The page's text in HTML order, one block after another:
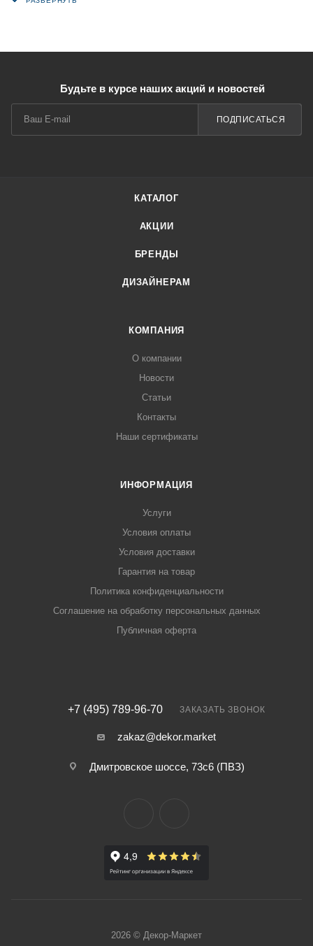
нажатии на одну из ее частей, при этом вторая
Цвет: белый, светлое дерево.
Материал: пластик.
Будьте в курсе наших акций и новостей
ПОДПИСАТЬСЯ
КАТАЛОГ
АКЦИИ
БРЕНДЫ
ДИЗАЙНЕРАМ
КОМПАНИЯ
О компании
Новости
Статьи
Контакты
Наши сертификаты
ИНФОРМАЦИЯ
Услуги
Условия оплаты
Условия доставки
Гарантия на товар
Политика конфиденциальности
Соглашение на обработку персональных данных
Публичная оферта
+7 (495) 789-96-70 ЗАКАЗАТЬ ЗВОНОК
zakaz@dekor.market
Дмитровское шоссе, 73с6 (ПВЗ)
2026 © Декор-Маркет